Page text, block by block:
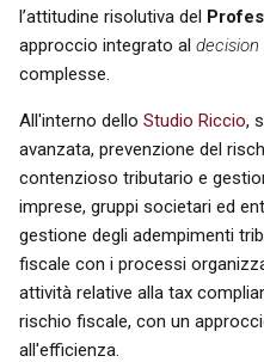
l’attitudine risolutiva del
approccio integrato al
complesse.
All'interno dello Studio Riccio,
avanzata, prevenzione del
contenzioso tributario e
imprese, gruppi societari ed
gestione degli adempimenti
fiscale con i processi
attività relative alla tax
rischio fiscale, con un
all'efficienza.